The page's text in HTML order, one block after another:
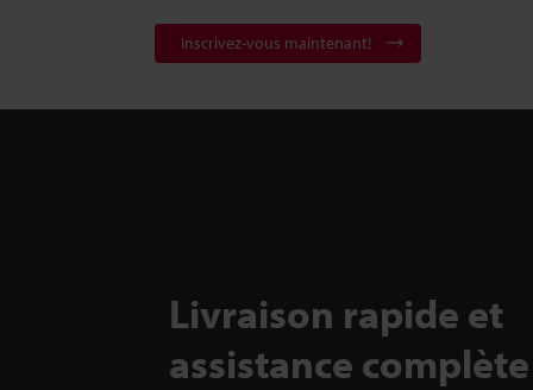
Inscrivez-vous maintenant!
Livraison rapide et
assistance complète